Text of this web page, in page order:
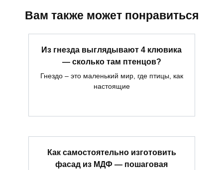
Вам также может понравиться
Из гнезда выглядывают 4 клювика
— сколько там птенцов?
Гнездо – это маленький мир, где птицы, как
настоящие
Как самостоятельно изготовить
фасад из МДФ — пошаговая